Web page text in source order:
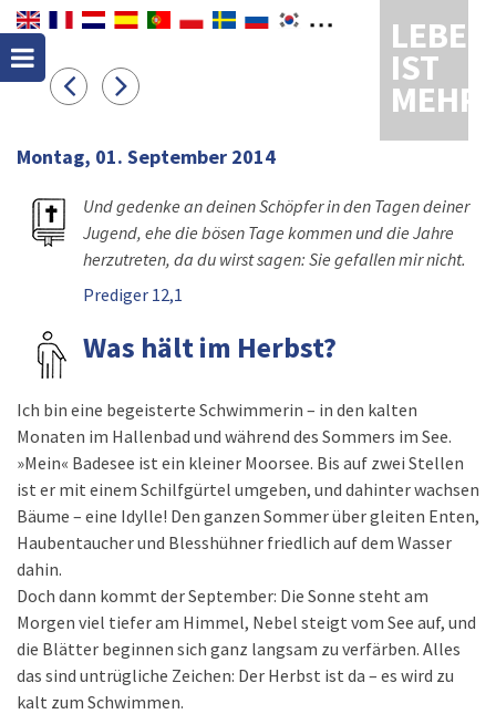
LEBEN
IST
MEHR
Montag, 01. September 2014
Und gedenke an deinen Schöpfer in den Tagen deiner
Jugend, ehe die bösen Tage kommen und die Jahre
herzutreten, da du wirst sagen: Sie gefallen mir nicht.
Prediger 12,1
Was hält im Herbst?
Ich bin eine begeisterte Schwimmerin – in den kalten
Monaten im Hallenbad und während des Sommers im See.
»Mein« Badesee ist ein kleiner Moorsee. Bis auf zwei Stellen
ist er mit einem Schilfgürtel umgeben, und dahinter wachsen
Bäume – eine Idylle! Den ganzen Sommer über gleiten Enten,
Haubentaucher und Blesshühner friedlich auf dem Wasser
dahin.
Doch dann kommt der September: Die Sonne steht am
Morgen viel tiefer am Himmel, Nebel steigt vom See auf, und
die Blätter beginnen sich ganz langsam zu verfärben. Alles
das sind untrügliche Zeichen: Der Herbst ist da – es wird zu
kalt zum Schwimmen.